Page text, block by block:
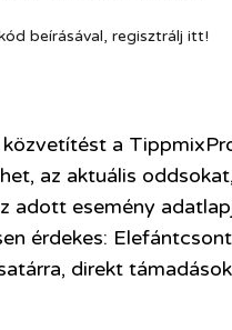
beírásával, regisztrálj itt!
a
az aktuális
adott esemény
érdekes:
direkt